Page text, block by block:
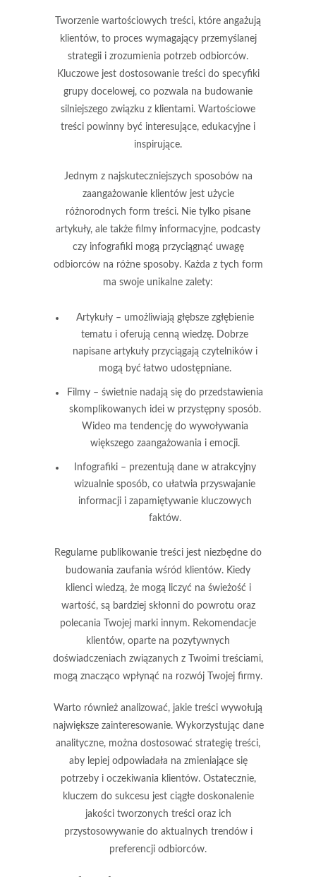
Tworzenie wartościowych treści, które angażują
klientów, to proces wymagający przemyślanej
strategii i zrozumienia potrzeb odbiorców.
Kluczowe jest dostosowanie treści do specyfiki
grupy docelowej, co pozwala na budowanie
silniejszego związku z klientami. Wartościowe
treści powinny być interesujące, edukacyjne i
inspirujące.
Jednym z najskuteczniejszych sposobów na
zaangażowanie klientów jest użycie
różnorodnych form treści. Nie tylko pisane
artykuły, ale także filmy informacyjne, podcasty
czy infografiki mogą przyciągnąć uwagę
odbiorców na różne sposoby. Każda z tych form
ma swoje unikalne zalety:
Artykuły– umożliwiają głębsze zgłębienie
tematu i oferują cenną wiedzę. Dobrze
napisane artykuły przyciągają czytelników i
mogą być łatwo udostępniane.
Filmy– świetnie nadają się do przedstawienia
skomplikowanych idei w przystępny sposób.
Wideo ma tendencję do wywoływania
większego zaangażowania i emocji.
Infografiki– prezentują dane w atrakcyjny
wizualnie sposób, co ułatwia przyswajanie
informacji i zapamiętywanie kluczowych
faktów.
Regularne publikowanie treści jest niezbędne do
budowania zaufania wśród klientów. Kiedy
klienci wiedzą, że mogą liczyć na świeżość i
wartość, są bardziej skłonni do powrotu oraz
polecania Twojej marki innym. Rekomendacje
klientów, oparte na pozytywnych
doświadczeniach związanych z Twoimi treściami,
mogą znacząco wpłynąć na rozwój Twojej firmy.
Warto również analizować, jakie treści wywołują
największe zainteresowanie. Wykorzystując dane
analityczne, można dostosować strategię treści,
aby lepiej odpowiadała na zmieniające się
potrzeby i oczekiwania klientów. Ostatecznie,
kluczem do sukcesu jest ciągłe doskonalenie
jakości tworzonych treści oraz ich
przystosowywanie do aktualnych trendów i
preferencji odbiorców.